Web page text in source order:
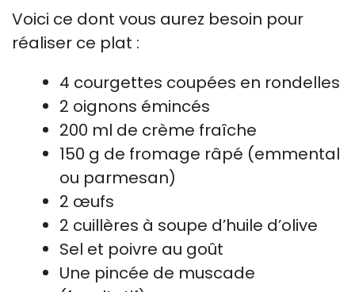
Voici ce dont vous aurez besoin pour
réaliser ce plat :
4 courgettes coupées en rondelles
2 oignons émincés
200 ml de crème fraîche
150 g de fromage râpé (emmental
ou parmesan)
2 œufs
2 cuillères à soupe d’huile d’olive
Sel et poivre au goût
Une pincée de muscade